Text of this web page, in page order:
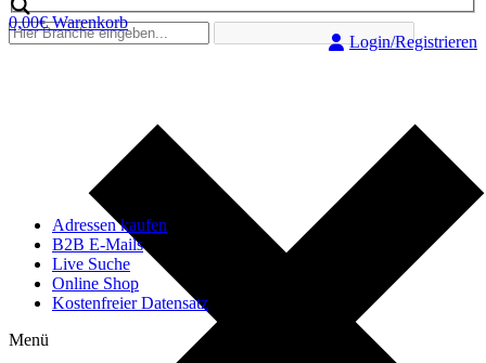
0,00€ Warenkorb
Login/Registrieren
Adressen kaufen
B2B E-Mails
Live Suche
Online Shop
Kostenfreier Datensatz
Menü